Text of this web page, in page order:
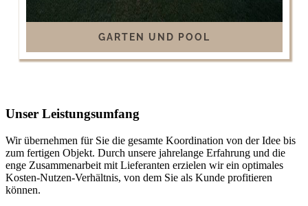
GARTEN UND POOL
Unser Leistungsumfang
Wir übernehmen für Sie die gesamte Koordination von der Idee bis
zum fertigen Objekt. Durch unsere jahrelange Erfahrung und die
enge Zusammenarbeit mit Lieferanten erzielen wir ein optimales
Kosten-Nutzen-Verhältnis, von dem Sie als Kunde profitieren
können.